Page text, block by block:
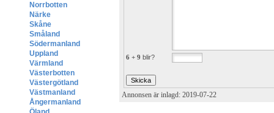
Norrbotten
Närke
Skåne
Småland
Södermanland
Uppland
Värmland
Västerbotten
Västergötland
Västmanland
Ångermanland
6 + 9 blir?
Annonsen är inlagd: 2019-07-22